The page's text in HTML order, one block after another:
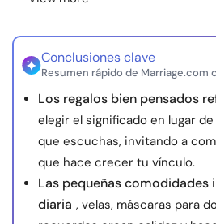
nosotros
© Copyright 2026. Todos los
Conclusiones clave
Resumen rápido de Marriage.com
Los regalos bien pensados
elegir el significado en lugar
que escuchas, invitando a
que hace crecer tu vínculo.
Las pequeñas comodidades
diaria , velas, máscaras para